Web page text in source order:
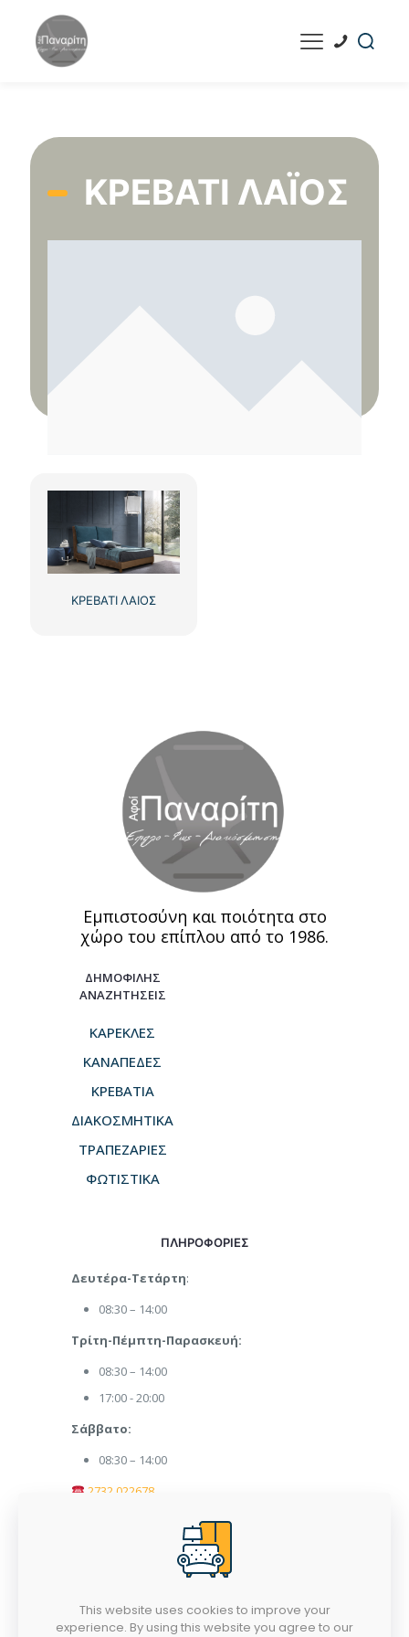
ΚΡΕΒΆΤΙ ΛΆΙΟΣ
ΚΡΕΒΑΤΙ ΛΑΙΟΣ
Εμπιστοσύνη και ποιότητα στο
χώρο του επίπλου από το 1986.
ΔΗΜΟΦΙΛΗΣ
ΑΝΑΖΗΤΗΣΕΙΣ
ΚΑΡΕΚΛΕΣ
ΚΑΝΑΠΕΔΕΣ
ΚΡΕΒΑΤΙΑ
ΔΙΑΚΟΣΜΗΤΙΚΑ
ΤΡΑΠΕΖΑΡΙΕΣ
ΦΩΤΙΣΤΙΚΑ
ΠΛΗΡΟΦΟΡΙΕΣ
Δευτέρα-Τετάρτη:
08:30 – 14:00
Τρίτη-Πέμπτη-Παρασκευή:
08:30 – 14:00
17:00 - 20:00
Σάββατο:
08:30 – 14:00
2732 022678
afoipanaritiepipla@gmail.com
This website uses cookies to improve your
experience. By using this website you agree to our